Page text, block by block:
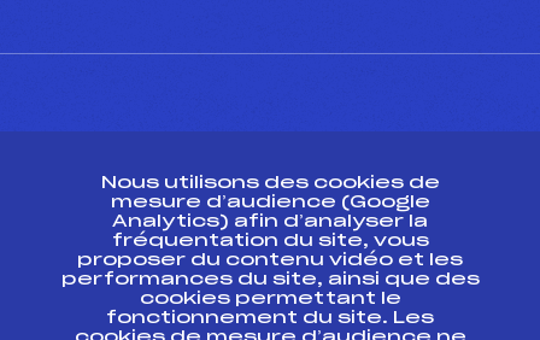
Ressources
Pass’Neige
Projet sportif fédéral
Nous utilisons des cookies de
mesure d’audience (Google
Analytics) afin d’analyser la
fréquentation du site, vous
proposer du contenu vidéo et les
performances du site, ainsi que des
cookies permettant le
fonctionnement du site. Les